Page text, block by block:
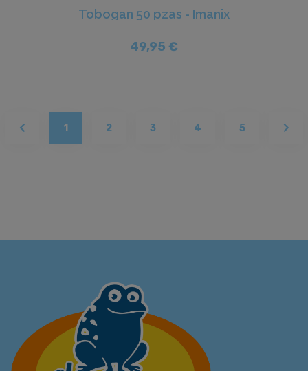
Tobogan 50 pzas - Imanix
49,95 €
1(current)
2 3 4 5